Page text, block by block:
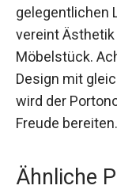
gelegentlichen
vereint
Möbelstück.
Design mit
wird der
Freude bereiten.
Ähnliche